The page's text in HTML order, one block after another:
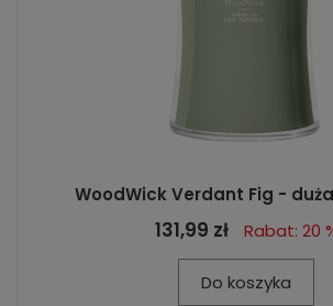
WoodWick Verdant Fig -
131,99 zł Rabat: 20
Do koszyka